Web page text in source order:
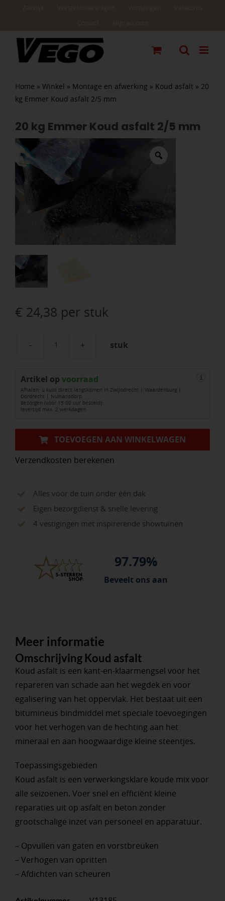
Home » Winkel » Montage en afwerking » Koud asfalt» 20
kg Emmer Koud asfalt 2/5 mm
20 kg Emmer Koud asfalt 2/5 mm
€ 24,38 per stuk
20
Emmer
Koud
asfalt
mm
aantal
stuk
Artikel op voorraad
Afhalen: u kunt direct langskomen in Zwijndrecht | Waardenburg |
Dordrecht | Numansdorp
Bezorgen (voor 15:00 uur besteld):
levertijd max. 2 werkdagen
i
TOEVOEGEN AAN WINKELWAGEN
Verzendkosten berekenen
Alles voor de tuin onder één dak
Eigen bezorgdienst & snelle levering
4 vestigingen met inspirerende showtuinen
97.79%
Beveelt ons aan
Meer informatie
Omschrijving Koud asfalt
Koud asfalt is een kant-en-klaarmengsel voor het
repareren van schade aan het wegdek en voor
egalisering van het oppervlak. Het bestaat uit een
bitumineus bindmiddel met speciale toevoegingen
voor het verhogen van de hechting aan het
mineraal en aan hoogwaardige kleine steentjes.
Toepassingsgebieden
Koud asfalt is een verwerkingsklare koude mix voor
alle seizoenen. Voer snel en efficiënt kleine
reparaties uit op asfalt en beton zonder
grootschalige inzet van personeel en apparatuur.
– Opvullen van gaten en vorstbreuken
– Verhogen van opritten
– Afdichten van scheuren